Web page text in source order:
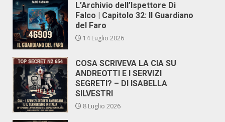
L’Archivio dell’Ispettore Di
Falco | Capitolo 32: Il Guardiano
del Faro
14 Luglio 2026
COSA SCRIVEVA LA CIA SU
ANDREOTTI E I SERVIZI
SEGRETI? – DI ISABELLA
SILVESTRI
8 Luglio 2026